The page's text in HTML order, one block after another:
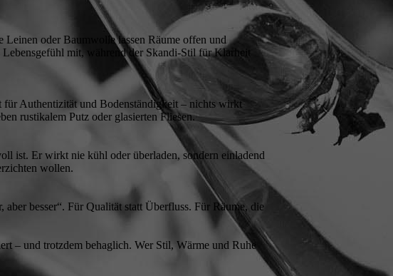
oder Baumwolle lassen Räume offen und
mit, während der Skandi-Stil für Klarheit
Authentizität und Bodenständigkeit – nichts wirkt
rustikalem Putz oder glasierten Fliesen.
ist. Er wirkt nie kühl oder überladen, sondern einladend
wollen.
besser“. Für Qualität statt Überfluss. Für Räume, die
– und trotzdem behaglich. Wer Stil, Wärme und Ruhe